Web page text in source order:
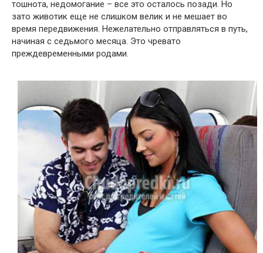
тошнота, недомогание – все это осталось позади. Но
зато животик еще не слишком велик и не мешает во
время передвижения. Нежелательно отправляться в путь,
начиная с седьмого месяца. Это чревато
преждевременными родами.